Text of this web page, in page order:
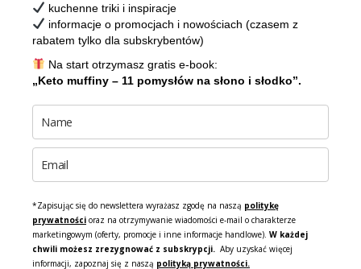
kuchenne triki i inspiracje
informacje o promocjach i nowościach (czasem z
rabatem tylko dla subskrybentów)
Na start otrzymasz gratis e-book:
„Keto muffiny – 11 pomysłów na słono i słodko”.
*Zapisując się do newslettera wyrażasz zgodę na naszą politykę
prywatności oraz na otrzymywanie wiadomości e-mail o charakterze
marketingowym (oferty, promocje i inne informacje handlowe). W każdej
chwili możesz zrezygnować z subskrypcji. Aby uzyskać więcej
informacji, zapoznaj się z naszą polityką prywatności.